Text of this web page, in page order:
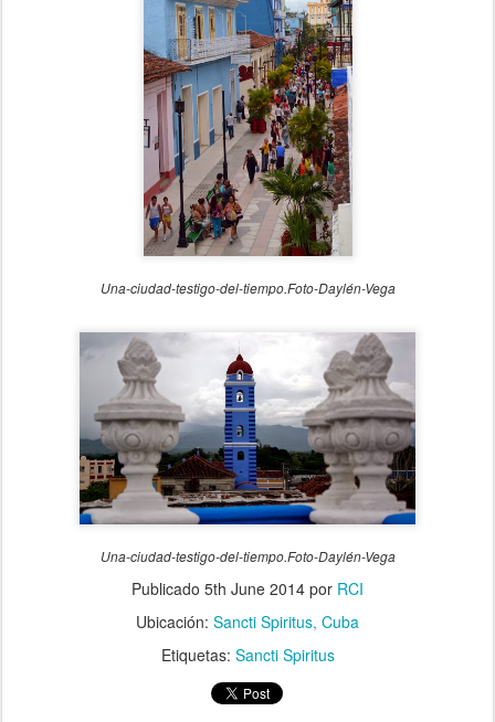
Una-ciudad-testigo-del-tiempo.Foto-Daylén-Vega
Una-ciudad-testigo-del-tiempo.Foto-Daylén-Vega
Publicado 5th June 2014 por RCI
Ubicación: Sancti Spiritus, Cuba
Etiquetas: Sancti Spiritus